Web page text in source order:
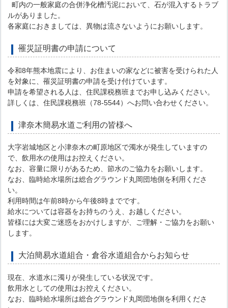
町内の一般家庭の合併浄化槽汚泥において、石が混入するトラブ
ルがありました。
各家庭におきましては、異物は流さないようにお願いします。
罹災証明書の申請について
令和8年熊本地震により、お住まいの家などに被害を受けられた人
を対象に、罹災証明書の申請を受け付けています。
申請を希望される人は、住民課税務班までお申し込みください。
詳しくは、住民課税務班（78-5544）へお問い合わせください。
津奈木簡易水道ご利用の皆様へ
大字岩城地区と小津奈木の町原地区で濁水が発生していますの
で、飲用水の使用はお控えください。
なお、容量に限りがあるため、節水のご協力をお願いします。
なお、臨時給水場所は総合グラウンド丸岡団地側を利用くださ
い。
利用時間は午前8時から午後8時までです。
給水については容器をお持ちのうえ、お越しください。
皆様には大変ご迷惑をおかけしますが、ご理解・ご協力をお願い
します。
大泊簡易水道組合・倉谷水道組合からお知らせ
現在、水道水に濁りが発生している状況です。
飲用水としての使用はお控えください。
なお、臨時給水場所は総合グラウンド丸岡団地側を利用くださ